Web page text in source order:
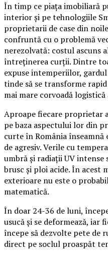
În timp ce piața imobiliară
interior și pe tehnologiile
proprietarii de case din
confruntă cu o problemă
nerezolvată: costul ascuns
întreținerea curții. Dintre
expuse intemperiilor,
tinde să se transforme
mai mare corvoadă
Aproape fiecare proprietar
pe baza aspectului lor din
curte în România
de agresiv. Verile cu
umbră și radiații UV
brusc și ploi acide. În acest
exterioare nu este o
matematică.
În doar 24-36 de luni,
usucă și se deformează, iar
începe să dezvolte pete de
direct pe soclul proaspăt